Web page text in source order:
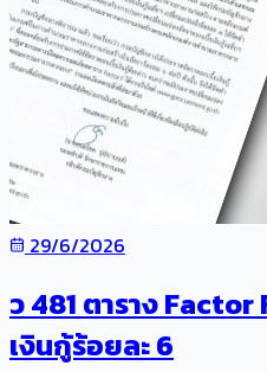
29/6/2026
ว 481 ตาราง
เงินกู้ร้อยละ 6